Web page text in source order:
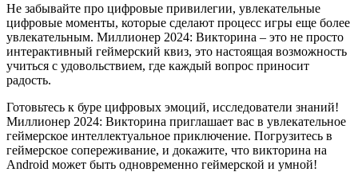
Не забывайте про цифровые привилегии, увлекательные
цифровые моменты, которые сделают процесс игры еще более
увлекательным. Миллионер 2024: Викторина – это не просто
интерактивный геймерский квиз, это настоящая возможность
учиться с удовольствием, где каждый вопрос приносит
радость.
Готовьтесь к буре цифровых эмоций, исследователи знаний!
Миллионер 2024: Викторина приглашает вас в увлекательное
геймерское интеллектуальное приключение. Погрузитесь в
геймерское сопереживание, и докажите, что викторина на
Android может быть одновременно геймерской и умной!